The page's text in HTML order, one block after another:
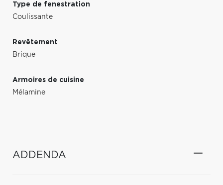
Type de fenestration
Coulissante
Revêtement
Brique
Armoires de cuisine
Mélamine
ADDENDA